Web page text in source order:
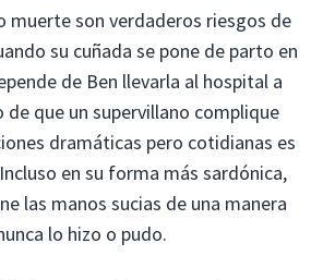
muerte son verdaderos riesgos de
su cuñada se pone de parto en
de Ben llevarla al hospital a
de que un supervillano complique
dramáticas pero cotidianas es
en su forma más sardónica,
las manos sucias de una manera
lo hizo o pudo.